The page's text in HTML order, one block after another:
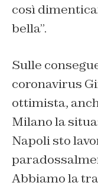
così
bella”.
Sulle
coronavirus
ottimista,
Milano la
Napoli sto
Abbiamo la